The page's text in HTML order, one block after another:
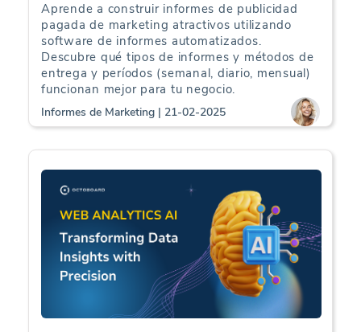
Aprende a construir informes de publicidad
pagada de marketing atractivos utilizando
software de informes automatizados.
Descubre qué tipos de informes y métodos de
entrega y períodos (semanal, diario, mensual)
funcionan mejor para tu negocio.
Informes de Marketing | 21-02-2025